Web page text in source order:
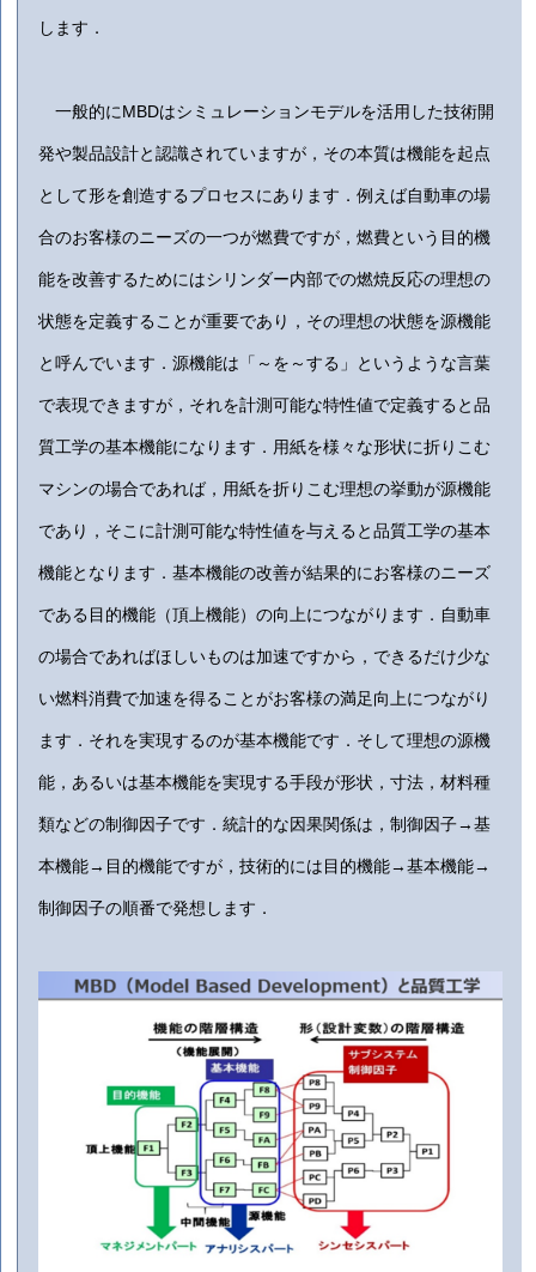
します．
一般的にMBDはシミュレーションモデルを活用した技術開
発や製品設計と認識されていますが，その本質は機能を起点
として形を創造するプロセスにあります．例えば自動車の場
合のお客様のニーズの一つが燃費ですが，燃費という目的機
能を改善するためにはシリンダー内部での燃焼反応の理想の
状態を定義することが重要であり，その理想の状態を源機能
と呼んでいます．源機能は「～を～する」というような言葉
で表現できますが，それを計測可能な特性値で定義すると品
質工学の基本機能になります．用紙を様々な形状に折りこむ
マシンの場合であれば，用紙を折りこむ理想の挙動が源機能
であり，そこに計測可能な特性値を与えると品質工学の基本
機能となります．基本機能の改善が結果的にお客様のニーズ
である目的機能（頂上機能）の向上につながります．自動車
の場合であればほしいものは加速ですから，できるだけ少な
い燃料消費で加速を得ることがお客様の満足向上につながり
ます．それを実現するのが基本機能です．そして理想の源機
能，あるいは基本機能を実現する手段が形状，寸法，材料種
類などの制御因子です．統計的な因果関係は，制御因子→基
本機能→目的機能ですが，技術的には目的機能→基本機能→
制御因子の順番で発想します．